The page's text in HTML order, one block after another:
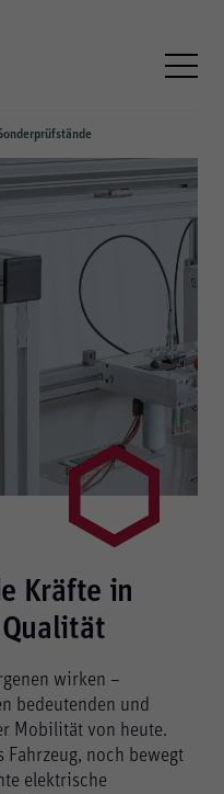
Kräfte in
wirken –
bedeutenden und
Mobilität von heute.
Fahrzeug, noch bewegt
elektrische